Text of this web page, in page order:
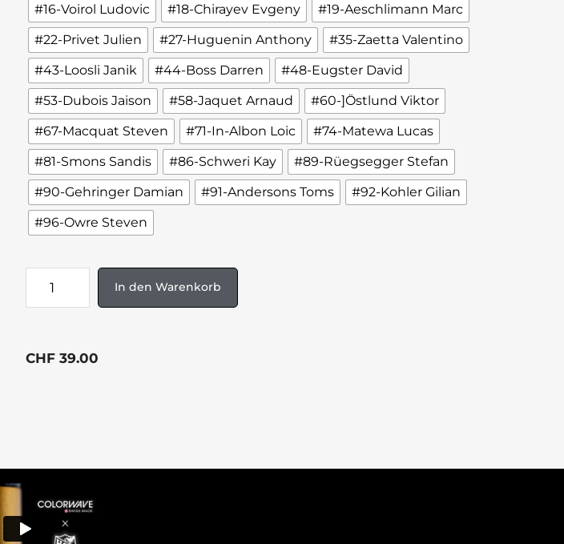
#16-Voirol Ludovic
#18-Chirayev Evgeny
#19-Aeschlimann Marc
#22-Privet Julien
#27-Huguenin Anthony
#35-Zaetta Valentino
#43-Loosli Janik
#44-Boss Darren
#48-Eugster David
#53-Dubois Jaison
#58-Jaquet Arnaud
#60-]Östlund Viktor
#67-Macquat Steven
#71-In-Albon Loic
#74-Matewa Lucas
#81-Smons Sandis
#86-Schweri Kay
#89-Rüegsegger Stefan
#90-Gehringer Damian
#91-Andersons Toms
#92-Kohler Gilian
#96-Owre Steven
In den Warenkorb
CHF 39.00